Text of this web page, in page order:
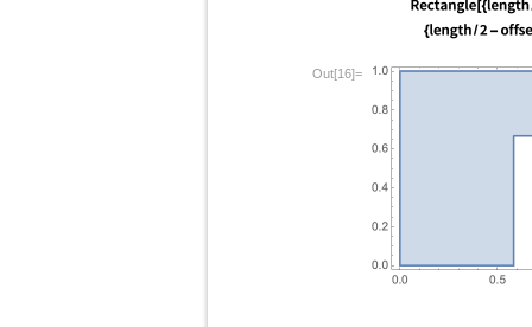
Out[16]=